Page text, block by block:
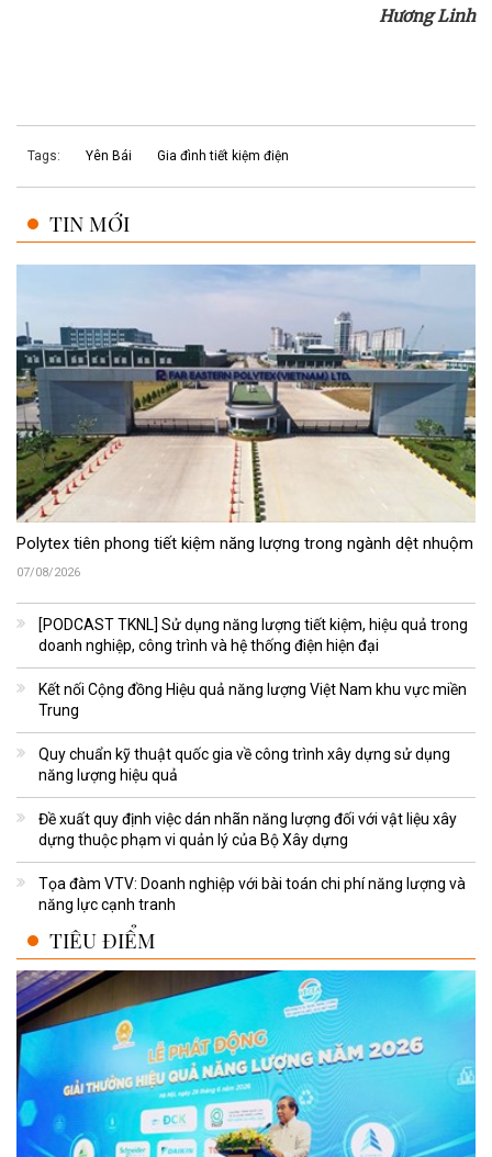
Hương Linh
Tags: Yên Bái Gia đình tiết kiệm điện
TIN MỚI
Polytex tiên phong tiết kiệm năng lượng trong ngành dệt nhuộm
07/08/2026
[PODCAST TKNL] Sử dụng năng lượng tiết kiệm, hiệu quả trong
doanh nghiệp, công trình và hệ thống điện hiện đại
Kết nối Cộng đồng Hiệu quả năng lượng Việt Nam khu vực miền
Trung
Quy chuẩn kỹ thuật quốc gia về công trình xây dựng sử dụng
năng lượng hiệu quả
Đề xuất quy định việc dán nhãn năng lượng đối với vật liệu xây
dựng thuộc phạm vi quản lý của Bộ Xây dựng
Tọa đàm VTV: Doanh nghiệp với bài toán chi phí năng lượng và
năng lực cạnh tranh
TIÊU ĐIỂM